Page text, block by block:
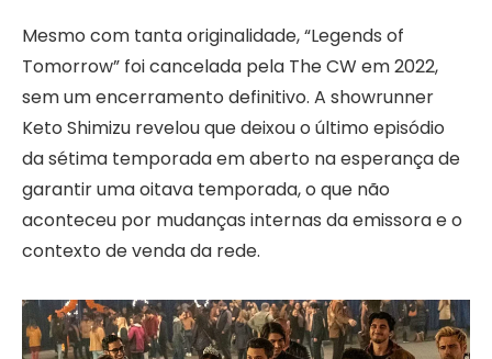
Mesmo com tanta originalidade, “Legends of
Tomorrow” foi cancelada pela The CW em 2022,
sem um encerramento definitivo. A showrunner
Keto Shimizu revelou que deixou o último episódio
da sétima temporada em aberto na esperança de
garantir uma oitava temporada, o que não
aconteceu por mudanças internas da emissora e o
contexto de venda da rede.